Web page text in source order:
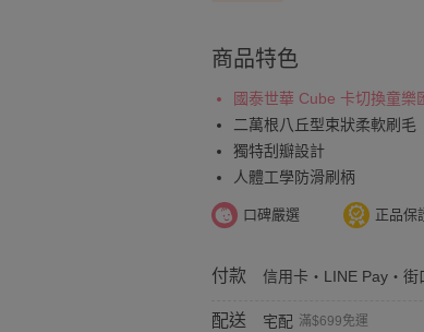
商品特色
國泰世華 Cube 卡切換童樂
二萬根八丘型束狀柔軟刷毛
獨特刮瓣設計
人體工學防滑刷柄
口碑嚴選 正品保
付款 信用卡・LINE Pay・街
配送 宅配 滿$699免運